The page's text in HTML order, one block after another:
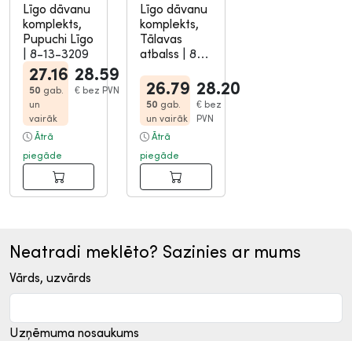
Līgo dāvanu
komplekts,
Pupuchi Līgo
8-13-3209
27.16
50 gab.
un
vairāk
28.59
€ bez PVN
Ātrā
piegāde
Līgo dāvanu
komplekts,
Tālavas
atbalss
|8-
26.79
50 gab.
un vairāk
28.20
€ bez
PVN
Ātrā
piegāde
Neatradi meklēto? Sazinies ar mums
Vārds, uzvārds
Uzņēmuma nosaukums